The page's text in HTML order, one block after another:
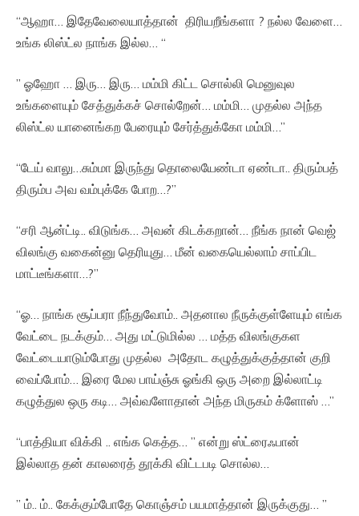
“ஆஹா… இதேவேலையாத்தான் திரியறீங்களா ? நல்ல வேளை…
உங்க லிஸ்ட்ல நாங்க இல்ல… “
” ஓஹோ … இரு… இரு… மம்மி கிட்ட சொல்லி மெனுவுல
உங்களையும் சேத்துக்கச் சொல்றேன்… மம்மி… முதல்ல அந்த
லிஸ்ட்ல யானைங்கற பேரையும் சேர்த்துக்கோ மம்மி…”
“டேய் வாலு…சும்மா இருந்து தொலையேண்டா ஏண்டா.. திரும்பத்
திரும்ப அவ வம்புக்கே போற…?”
“சரி ஆன்ட்டி.. விடுங்க… அவன் கிடக்கறான்… நீங்க நான் வெஜ்
விலங்கு வகைன்னு தெரியுது… மீன் வகையெல்லாம் சாப்பிட
மாட்டீங்களா…?”
“ஓ… நாங்க சூப்பரா நீந்துவோம்.. அதனால நீருக்குள்ளேயும் எங்க
வேட்டை நடக்கும்… அது மட்டுமில்ல … மத்த விலங்குகள
வேட்டையாடும்போது முதல்ல அதோட கழுத்துக்குத்தான் குறி
வைப்போம்… இரை மேல பாய்ஞ்சு ஓங்கி ஒரு அறை இல்லாட்டி
கழுத்துல ஒரு கடி… அவ்வளோதான் அந்த மிருகம் க்ளோஸ் …”
“பாத்தியா விக்கி .. எங்க கெத்த… ” என்று ஸ்ட்ரைஃபான்
இல்லாத தன் காலரைத் தூக்கி விட்டபடி சொல்ல…
” ம்.. ம்.. கேக்கும்போதே கொஞ்சம் பயமாத்தான் இருக்குது… ”